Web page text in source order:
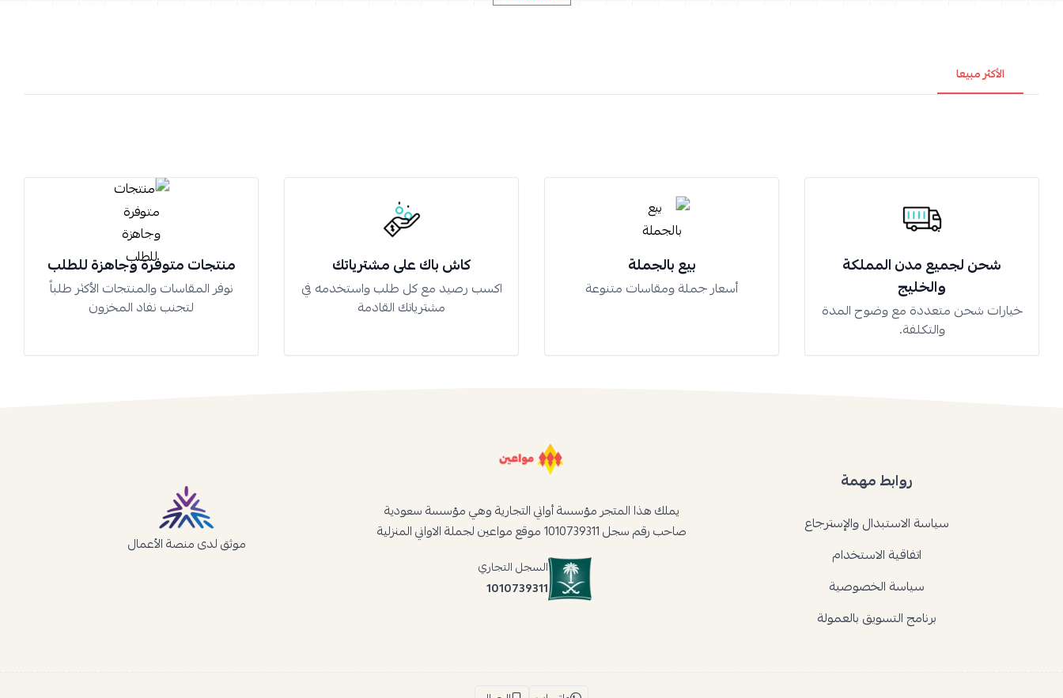
الأكثر مبيعا
شحن لجميع مدن المملكة
والخليج
خيارات شحن متعددة مع وضوح المدة
والتكلفة.
بيع بالجملة
أسعار جملة ومقاسات متنوعة
كاش باك على مشترياتك
اكسب رصيد مع كل طلب واستخدمه في
مشترياتك القادمة
منتجات متوفرة وجاهزة للطلب
نوفر المقاسات والمنتجات الأكثر طلباً
لتجنب نفاد المخزون
روابط مهمة
سياسة الاستبدال والإسترجاع
اتفاقية الاستخدام
سياسة الخصوصية
برنامج التسويق بالعمولة
يملك هذا المتجر مؤسسة أواني التجارية وهي مؤسسة سعودية
صاحب رقم سجل 1010739311 موقع مواعين لجملة الاواني المنزلية
السجل التجاري
1010739311
موثق لدى منصة الأعمال